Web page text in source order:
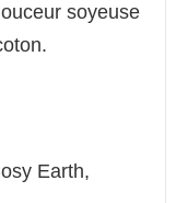
soyeuse
Earth,